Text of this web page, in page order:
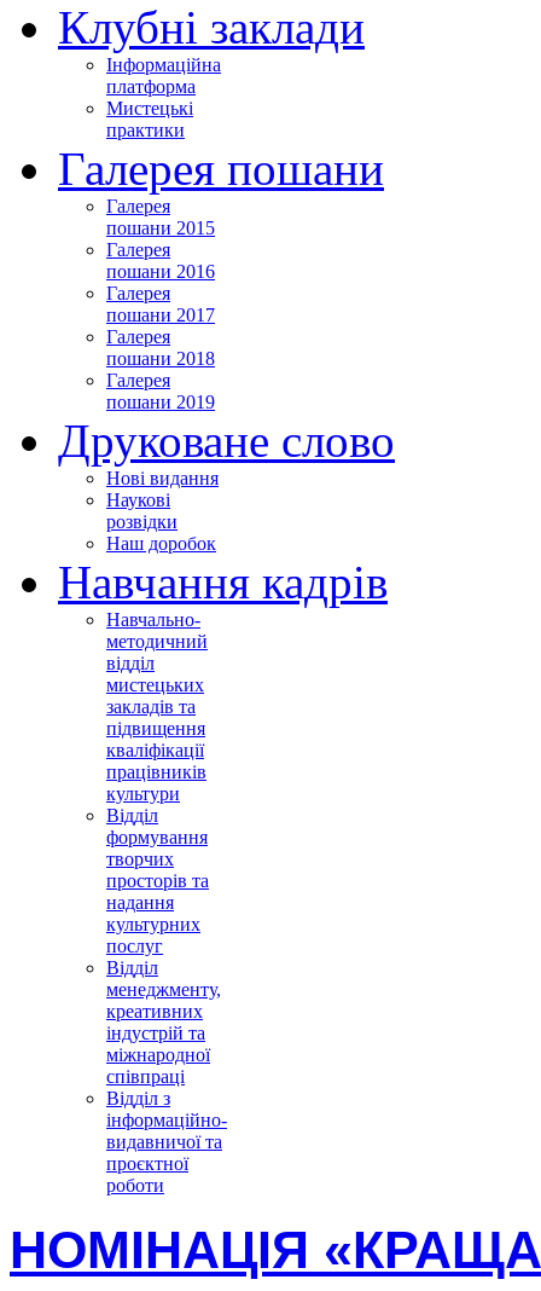
Клубні заклади
Інформаційна
платформа
Мистецькі
практики
Галерея пошани
Галерея
пошани 2015
Галерея
пошани 2016
Галерея
пошани 2017
Галерея
пошани 2018
Галерея
пошани 2019
Друковане слово
Нові видання
Наукові
розвідки
Наш доробок
Навчання кадрів
Навчально-
методичний
відділ
мистецьких
закладів та
підвищення
кваліфікації
працівників
культури
Відділ
формування
творчих
просторів та
надання
культурних
послуг
Відділ
менеджменту,
креативних
індустрій та
міжнародної
співпраці
Відділ з
інформаційно-
видавничої та
проєктної
роботи
НОМІНАЦІЯ